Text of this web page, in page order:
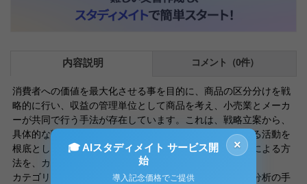
内容説明 コメント（0件）
消費者への価値を最大化させる事を目的に、商品の区分分けを戦
略的に行い、収益の管理単位として商品を考え、小売業とメーカ
ーが共同で行う手法が存在しています。これは、戦略立案から、
具体的な戦術まで考案し、それを実施し、検証し修正する活動を
根底としており、こういった一連のカテゴリー分け作業による方
法を、カテゴリーマネジメントと称して呼んでいます。
カテゴリーマネジメントには、小売業とメーカーが商品分析の手
×
🎓 AIスタディメイト サービス開
始
導入記念価格でご提供